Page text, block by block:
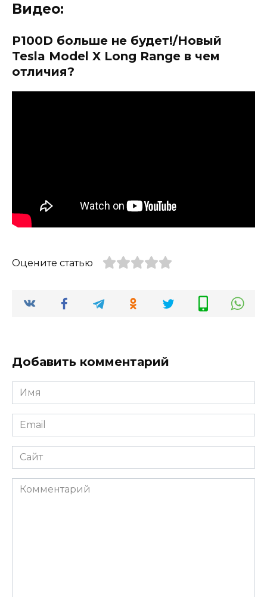
Видео:
P100D больше не будет!/Новый
Tesla Model X Long Range в чем
отличия?
Оцените статью
Добавить комментарий
Имя
*
Email
*
Сайт
Комментарий